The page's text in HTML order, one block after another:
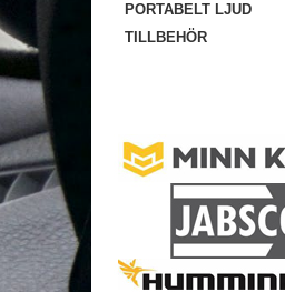
PORTABELT LJUD
TILLBEHÖR